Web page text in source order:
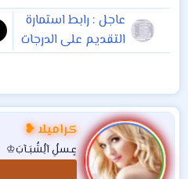
عاجل : رابط استمارة
التقديم على الدرجات
الوظيفية الشاغرة
المثنى 15/10/2018
كراميلا ❥
عٍـسلُِ آلُِشُبَـآبَ♔